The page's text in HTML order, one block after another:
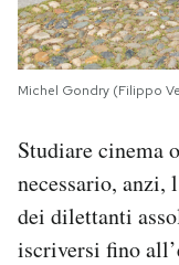
Michel Gondry (Filippo
Studiare cinema
necessario, anzi,
dei dilettanti
iscriversi fino